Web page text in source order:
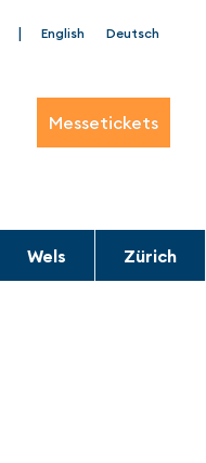
| English Deutsch
Messetickets
Wels Zürich